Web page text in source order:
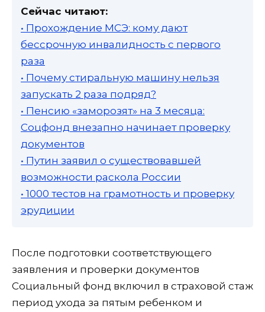
Сейчас читают:
• Прохождение МСЭ: кому дают
бессрочную инвалидность с первого
раза
• Почему стиральную машину нельзя
запускать 2 раза подряд?
• Пенсию «заморозят» на 3 месяца:
Соцфонд внезапно начинает проверку
документов
• Путин заявил о существовавшей
возможности раскола России
• 1000 тестов на грамотность и проверку
эрудиции
После подготовки соответствующего
заявления и проверки документов
Социальный фонд включил в страховой стаж
период ухода за пятым ребенком и